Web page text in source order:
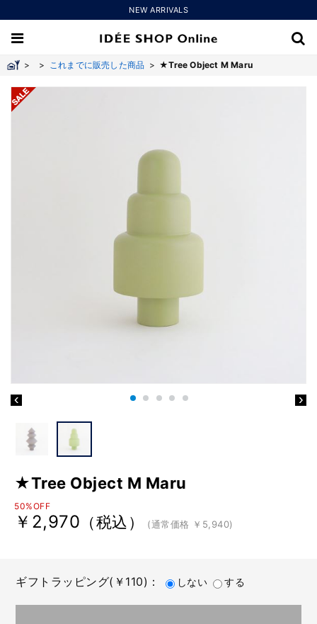
NEW ARRIVALS
> > これまでに販売した商品 > ★Tree Object M Maru
★Tree Object M Maru
50%OFF
￥2,970 （税込） (通常価格 ￥5,940)
ギフトラッピング(￥110)： しない する